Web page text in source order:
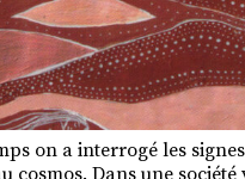
on a interrogé les